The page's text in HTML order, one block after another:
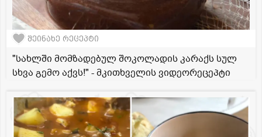
შეინახე რეცეპტი
"სახლში მომზადებულ შოკოლადის კარაქს სულ
სხვა გემო აქვს!" - მკითხველის ვიდეორეცეპტი